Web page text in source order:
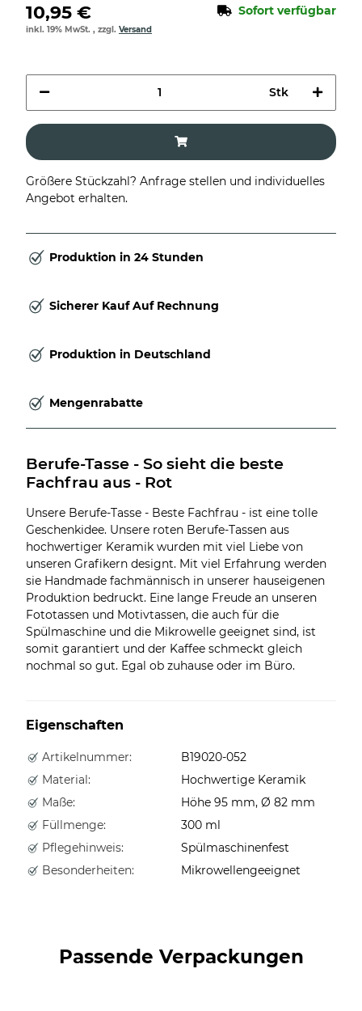
10,95 € Sofort verfügbar
inkl. 19% MwSt. , zzgl. Versand
Stk
Größere Stückzahl? Anfrage stellen und individuelles
Angebot erhalten.
Produktion in 24 Stunden
Sicherer Kauf Auf Rechnung
Produktion in Deutschland
Mengenrabatte
Berufe-Tasse - So sieht die beste
Fachfrau aus - Rot
Unsere Berufe-Tasse - Beste Fachfrau - ist eine tolle
Geschenkidee. Unsere roten Berufe-Tassen aus
hochwertiger Keramik wurden mit viel Liebe von
unseren Grafikern designt. Mit viel Erfahrung werden
sie Handmade fachmännisch in unserer hauseigenen
Produktion bedruckt. Eine lange Freude an unseren
Fototassen und Motivtassen, die auch für die
Spülmaschine und die Mikrowelle geeignet sind, ist
somit garantiert und der Kaffee schmeckt gleich
nochmal so gut. Egal ob zuhause oder im Büro.
Eigenschaften
Artikelnummer:
B19020-052
Material:
Hochwertige Keramik
Maße:
Höhe 95 mm, Ø 82 mm
Füllmenge:
300 ml
Pflegehinweis:
Spülmaschinenfest
Besonderheiten:
Mikrowellengeeignet
Passende Verpackungen